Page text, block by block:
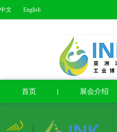
中文 English
首页 展会介绍